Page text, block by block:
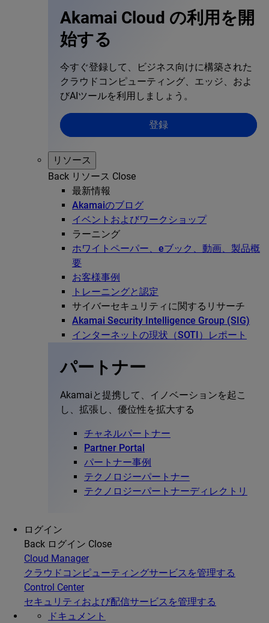
Akamai Cloud の利用を開
始する
今すぐ登録して、ビジネス向けに構築された
クラウドコンピューティング、エッジ、およ
びAIツールを利用しましょう。
登録
リソース
Back リソース Close
最新情報
Akamaiのブログ
イベントおよびワークショップ
ラーニング
ホワイトペーパー、eブック、動画、製品概
要
お客様事例
トレーニングと認定
サイバーセキュリティに関するリサーチ
Akamai Security Intelligence Group (SIG)
インターネットの現状（SOTI）レポート
パートナー
Akamaiと提携して、イノベーションを起こ
し、拡張し、優位性を拡大する
チャネルパートナー
Partner Portal
パートナー事例
テクノロジーパートナー
テクノロジーパートナーディレクトリ
ログイン
Back ログイン Close
Cloud Manager
クラウドコンピューティングサービスを管理する
Control Center
セキュリティおよび配信サービスを管理する
ドキュメント